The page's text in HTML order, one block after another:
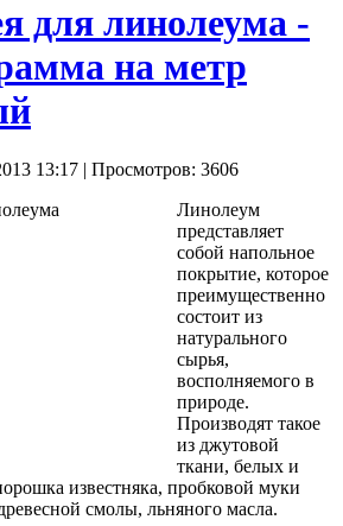
для линолеума -
на метр
13:17 | Просмотров: 3606
Линолеум
представляет
собой напольное
покрытие, которое
преимущественно
состоит из
натурального
сырья,
восполняемого в
природе.
Производят такое
из джутовой
ткани, белых и
известняка, пробковой муки
смолы, льняного масла.